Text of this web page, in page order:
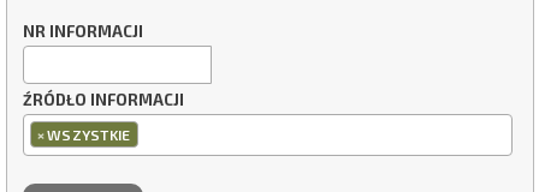
NR INFORMACJI
ŹRÓDŁO INFORMACJI
×WSZYSTKIE